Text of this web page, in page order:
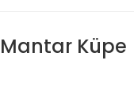
Küpe